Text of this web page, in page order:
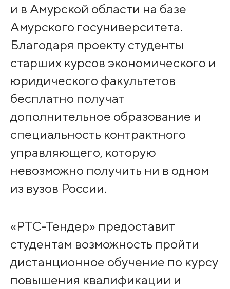
и в Амурской области на базе
Амурского госуниверситета.
Благодаря проекту студенты
старших курсов экономического и
юридического факультетов
бесплатно получат
дополнительное образование и
специальность контрактного
управляющего, которую
невозможно получить ни в одном
из вузов России.
«РТС-Тендер» предоставит
студентам возможность пройти
дистанционное обучение по курсу
повышения квалификации и